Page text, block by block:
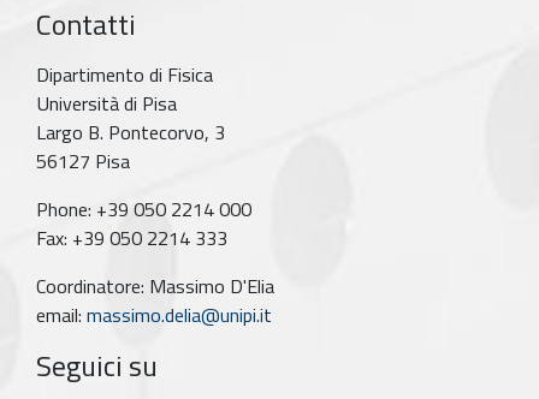
Contatti
Dipartimento di Fisica
Università di Pisa
Largo B. Pontecorvo, 3
56127 Pisa
Phone: +39 050 2214 000
Fax: +39 050 2214 333
Coordinatore: Massimo D'Elia
email: massimo.delia@unipi.it
Seguici su